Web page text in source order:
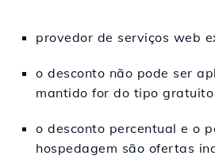
provedor de serviços web
o desconto não pode ser
mantido for do tipo gratuito
o desconto percentual e o
hospedagem são ofertas